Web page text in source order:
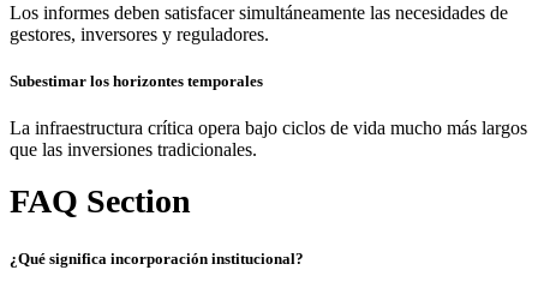
Los informes deben satisfacer simultáneamente las necesidades de
gestores, inversores y reguladores.
Subestimar los horizontes temporales
La infraestructura crítica opera bajo ciclos de vida mucho más largos
que las inversiones tradicionales.
FAQ Section
¿Qué significa incorporación institucional?